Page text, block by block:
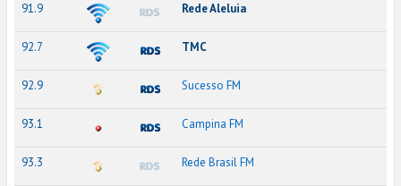
91.9 Rede Aleluia
92.7 TMC
92.9 Sucesso FM
93.1 Campina FM
93.3 Rede Brasil FM